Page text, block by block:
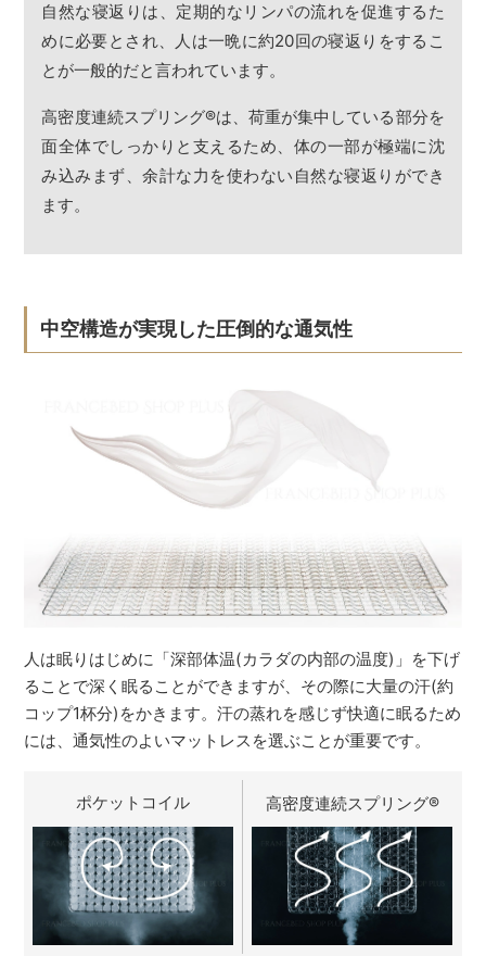
自然な寝返りは、定期的なリンパの流れを促進するた
めに必要とされ、人は一晩に約20回の寝返りをするこ
とが一般的だと言われています。
高密度連続スプリング®は、荷重が集中している部分を
面全体でしっかりと支えるため、体の一部が極端に沈
み込みまず、余計な力を使わない自然な寝返りができ
ます。
中空構造が実現した圧倒的な通気性
人は眠りはじめに「深部体温(カラダの内部の温度)」を下げ
ることで深く眠ることができますが、その際に大量の汗(約
コップ1杯分)をかきます。汗の蒸れを感じず快適に眠るため
には、通気性のよいマットレスを選ぶことが重要です。
ポケットコイル 高密度連続スプリング®